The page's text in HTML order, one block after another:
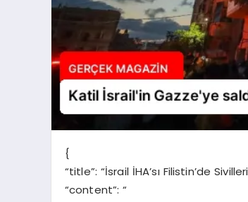
{
“title”: “İsrail İHA’sı Filistin’de
“content”: “